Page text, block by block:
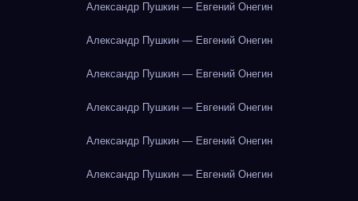
Александр Пушкин — Евгений Онегин
Александр Пушкин — Евгений Онегин
Александр Пушкин — Евгений Онегин
Александр Пушкин — Евгений Онегин
Александр Пушкин — Евгений Онегин
Александр Пушкин — Евгений Онегин